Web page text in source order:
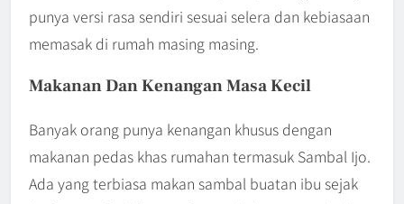
punya versi rasa sendiri sesuai selera dan kebiasaan
memasak di rumah masing masing.
Makanan Dan Kenangan Masa Kecil
Banyak orang punya kenangan khusus dengan
makanan pedas khas rumahan termasuk Sambal Ijo.
Ada yang terbiasa makan sambal buatan ibu sejak